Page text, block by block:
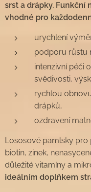
srst a drápky. Funkční
vhodné pro
urychlení
podporu růstu
intenzivní péči
svědivosti,
rychlou
drápků,
ozdravení
Lososové pamlsky
biotin, zinek,
důležité vitamíny a
ideálním doplňkem